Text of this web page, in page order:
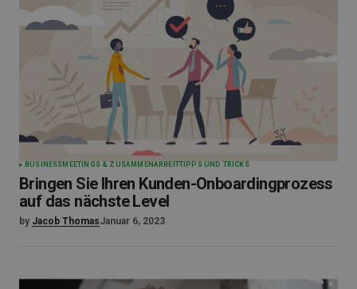
BUSINESS MEETINGS & ZUSAMMENARBEITTIPPS UND TRICKS
Bringen Sie Ihren Kunden-Onboardingprozess
auf das nächste Level
by Jacob ThomasJanuar 6, 2023